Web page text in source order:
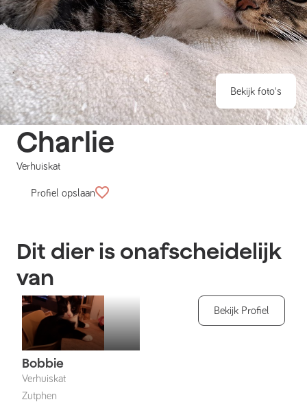
Bekijk foto's
Charlie
Verhuiskat
Profiel opslaan
Dit dier is onafscheidelijk
van
Bobbie
Verhuiskat
Zutphen
Bekijk Profiel